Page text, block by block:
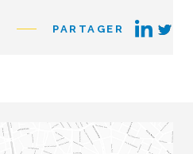
PARTAGER